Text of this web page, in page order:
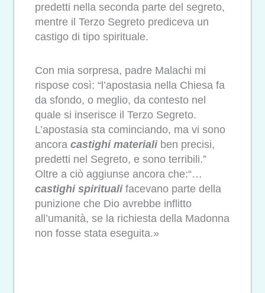
predetti nella seconda parte del segreto,
mentre il Terzo Segreto prediceva un
castigo di tipo spirituale.
Con mia sorpresa, padre Malachi mi
rispose così: “l’apostasia nella Chiesa fa
da sfondo, o meglio, da contesto nel
quale si inserisce il Terzo Segreto.
L’apostasia sta cominciando, ma vi sono
ancora castighi materialiben precisi,
predetti nel Segreto, e sono terribili.”
Oltre a ciò aggiunse ancora che:“…
castighi spiritualifacevano parte della
punizione che Dio avrebbe inflitto
all’umanità, se la richiesta della Madonna
non fosse stata eseguita.»